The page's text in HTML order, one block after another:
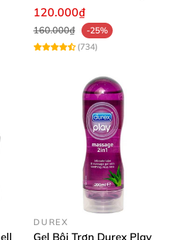
nước tăng độ ẩm
120.000₫
160.000₫
-25%
(734)
DUREX
Gel Bôi Trơn Durex Play